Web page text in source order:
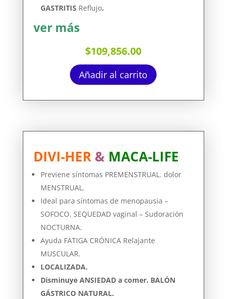
GASTRITIS Reflujo.
ver más
$109,856.00
Añadir al carrito
DIVI-HER& MACA-LIFE
Previene síntomas PREMENSTRUAL. dolor
MENSTRUAL.
Ideal para síntomas de menopausia –
SOFOCO. SEQUEDAD vaginal – Sudoración
NOCTURNA.
Ayuda FATIGA CRÓNICA Relajante
MUSCULAR.
LOCALIZADA.
Disminuye ANSIEDAD a comer. BALÓN
GÁSTRICO NATURAL.